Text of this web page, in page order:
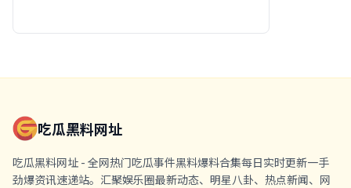
吃瓜黑料网址
吃瓜黑料网址 - 全网热门吃瓜事件黑料爆料合集每日实时更新一手
劲爆资讯速递站。汇聚娱乐圈最新动态、明星八卦、热点新闻、网